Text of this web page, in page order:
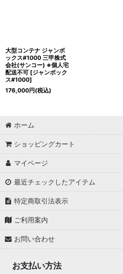
大型コンテナ ジャンボ
ックス#1000 三甲株式
会社(サンコー) ※個人宅
配送不可 [ジャンボック
ス#1000]
176,000円(税込)
ホーム
ショッピングカート
マイページ
最近チェックしたアイテム
特定商取引法表示
ご利用案内
お問い合わせ
お支払い方法